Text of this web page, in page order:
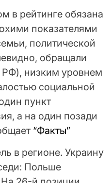
в рейтинге обязана
показателями
политической
обращали
низким уровнем
социальной
пункт
а на один позади
“Факты”
в регионе. Украину
Польше